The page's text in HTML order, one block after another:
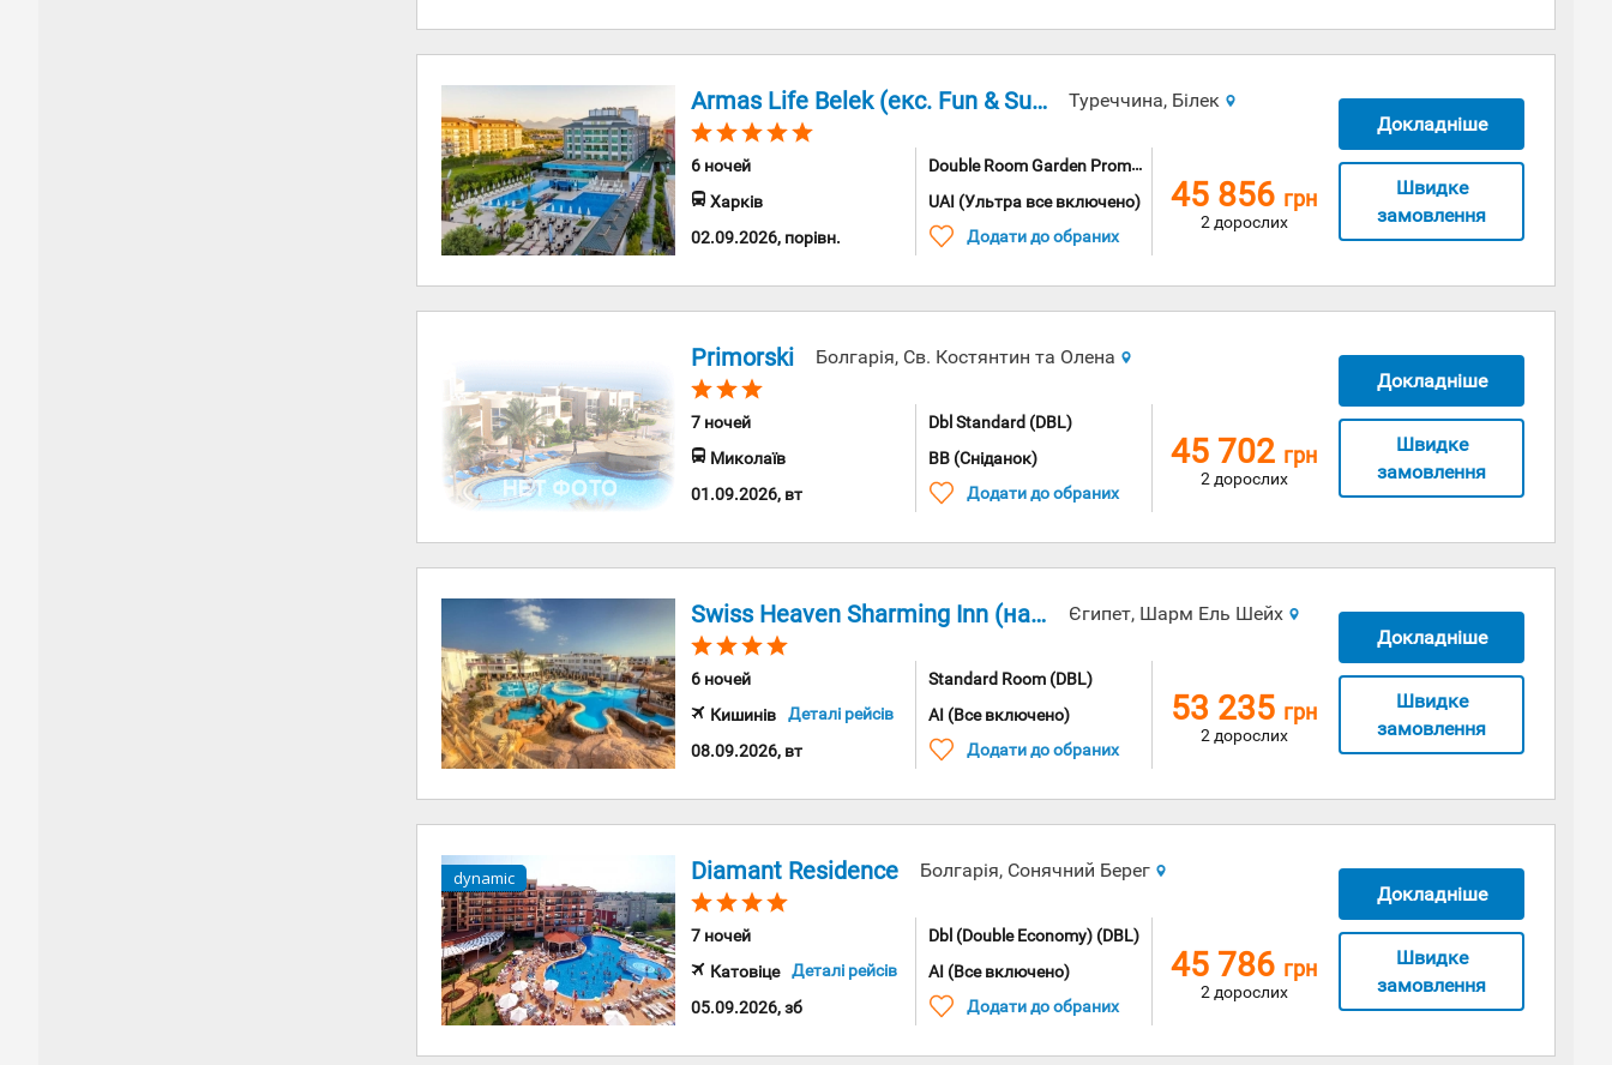
Armas Life Belek (екс. Fun & Sun Family Life Belek) Туреччина, Білек
6 ночей
Харків
02.09.2026, порівн.
Double Room Garden Promo Room (DBL)
UAI (Ультра все включено)
Додати до обраних
45 856 грн
2 дорослих
Докладніше
Швидке
замовлення
Primorski Болгарія, Св. Костянтин та Олена
7 ночей
Миколаїв
01.09.2026, вт
Dbl Standard (DBL)
BB (Сніданок)
Додати до обраних
45 702 грн
2 дорослих
Докладніше
Швидке
замовлення
Swiss Heaven Sharming Inn (наприклад, Sharming Inn) Єгипет, Шарм Ель Шейх
6 ночей
Кишинів
Деталі рейсів
08.09.2026, вт
Standard Room (DBL)
AI (Все включено)
Додати до обраних
53 235 грн
2 дорослих
Докладніше
Швидке
замовлення
Diamant Residence Болгарія, Сонячний Берег
dynamic
7 ночей
Катовіце Деталі рейсів
05.09.2026, зб
Dbl (Double Economy) (DBL)
AI (Все включено)
Додати до обраних
45 786 грн
2 дорослих
Докладніше
Швидке
замовлення